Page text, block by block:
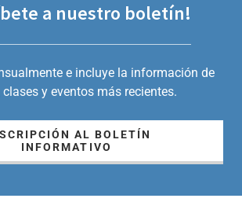
a nuestro boletín!
e incluye la información de
y eventos más recientes.
AL BOLETÍN
INFORMATIVO